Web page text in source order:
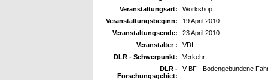
Veranstaltungsart:
Workshop
Veranstaltungsbeginn:
19 April 2010
Veranstaltungsende:
23 April 2010
Veranstalter :
VDI
DLR - Schwerpunkt:
Verkehr
DLR -
Forschungsgebiet:
V BF - Bodengebundene